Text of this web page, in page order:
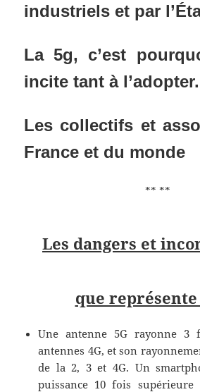
industriels et par
La 5g, c’est
incite tant à l’adopter.
Les collectifs et
France et du monde
** **
Les dangers et
que représente
Une antenne 5G rayonne 3
antennes 4G, et son
de la 2, 3 et 4G. Un
puissance 10 fois supérieure